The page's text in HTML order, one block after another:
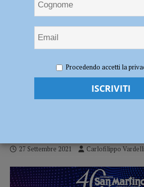
Brizard e Lagumdzija: “Felici di essere in
Gas Sales Piacenza, ecco
27 Settembre 2021 Carlofilippo
Procedendo accetti la